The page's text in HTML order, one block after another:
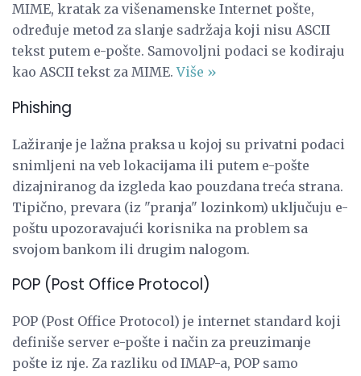
MIME, kratak za višenamenske Internet pošte,
određuje metod za slanje sadržaja koji nisu ASCII
tekst putem e-pošte. Samovoljni podaci se kodiraju
kao ASCII tekst za MIME.Više »
Phishing
Lažiranje je lažna praksa u kojoj su privatni podaci
snimljeni na veb lokacijama ili putem e-pošte
dizajniranog da izgleda kao pouzdana treća strana.
Tipično, prevara (iz "pranja" lozinkom) uključuju e-
poštu upozoravajući korisnika na problem sa
svojom bankom ili drugim nalogom.
POP (Post Office Protocol)
POP (Post Office Protocol) je internet standard koji
definiše server e-pošte i način za preuzimanje
pošte iz nje. Za razliku od IMAP-a, POP samo